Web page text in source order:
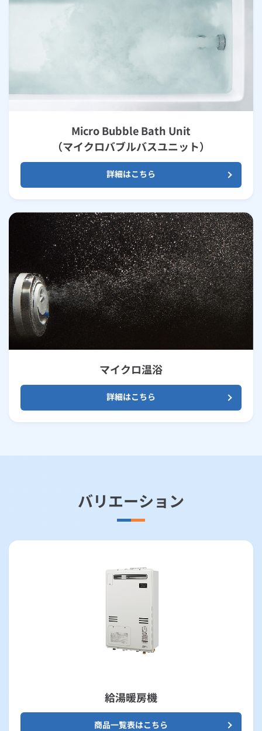
Micro Bubble Bath Unit
（マイクロバブルバスユニット）
詳細はこちら
マイクロ温浴
詳細はこちら
バリエーション
給湯暖房機
商品一覧表はこちら